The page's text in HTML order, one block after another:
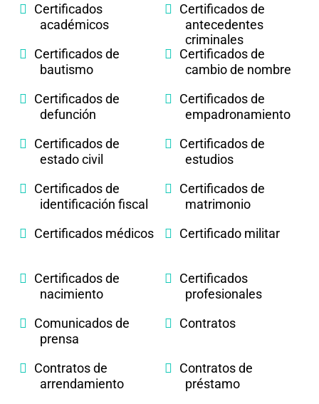
Certificados
académicos
Certificados de
antecedentes
criminales
Certificados de
bautismo
Certificados de
cambio de nombre
Certificados de
defunción
Certificados de
empadronamiento
Certificados de
estado civil
Certificados de
estudios
Certificados de
identificación fiscal
Certificados de
matrimonio
Certificados médicos
Certificado militar
Certificados de
nacimiento
Certificados
profesionales
Comunicados de
prensa
Contratos
Contratos de
arrendamiento
Contratos de
préstamo